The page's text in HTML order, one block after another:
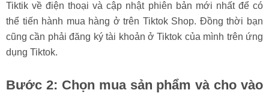
Tiktik về điện thoại và cập nhật phiên bản mới nhất để có
thể tiến hành mua hàng ở trên Tiktok Shop. Đồng thời bạn
cũng cần phải đăng ký tài khoản ở Tiktok của mình trên ứng
dụng Tiktok.
Bước 2: Chọn mua sản phẩm và cho vào